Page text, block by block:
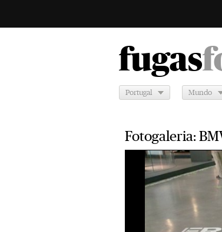
fugas
Portugal Mundo
Fotogaleria: